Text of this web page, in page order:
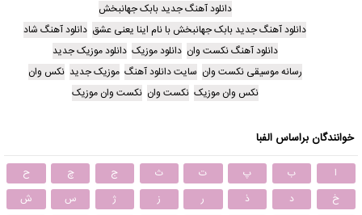
دانلود آهنگ جدید بابک جهانبخش
دانلود آهنگ جدید بابک جهانبخش با نام اینا یعنی عشق دانلود آهنگ شاد
دانلود آهنگ نکست وان دانلود موزیک دانلود موزیک جدید
رسانه موسیقی نکست وان سایت دانلود آهنگ موزیک جدید نکس وان
نکس وان موزیک نکست وان نکست وان موزیک
خوانندگان براساس الفبا
ا ب پ ت ث ج چ
ح
خ
د ذ ر ز ژ س
ش